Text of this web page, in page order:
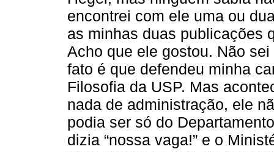
encontrei com ele uma ou
as minhas duas publicações
Acho que ele gostou. Não
fato é que defendeu minha
Filosofia da USP. Mas
nada de administração, ele
podia ser só do
dizia “nossa vaga!” e o